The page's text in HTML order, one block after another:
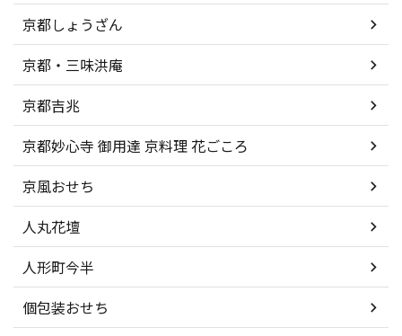
京都しょうざん
京都・三味洪庵
京都吉兆
京都妙心寺 御用達 京料理 花ごころ
京風おせち
人丸花壇
人形町今半
個包装おせち